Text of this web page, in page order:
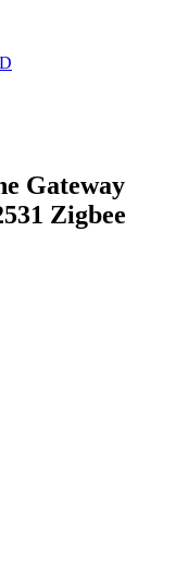
Gateway
Zigbee